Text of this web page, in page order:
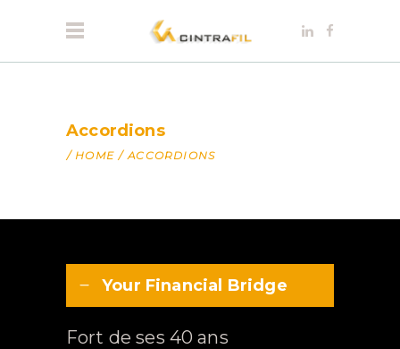
Accordions
HOME / ACCORDIONS
Your Financial Bridge
Fort de ses 40 ans